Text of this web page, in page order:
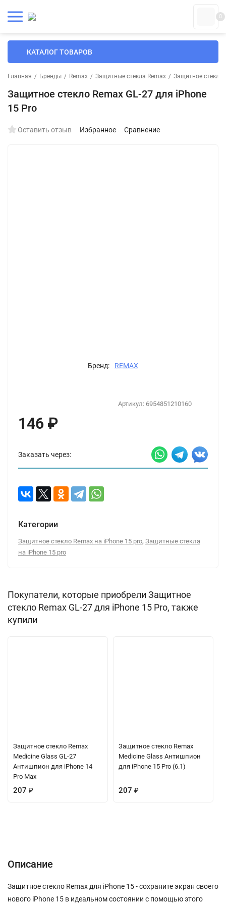
0
КАТАЛОГ ТОВАРОВ
Главная / Бренды / Remax / Защитные стекла Remax / Защитное стекло
Защитное стекло Remax GL-27 для iPhone
15 Pro
Оставить отзыв Избранное Сравнение
Бренд: REMAX
Артикул: 6954851210160
146 ₽
Заказать через:
Категории
Защитное стекло Remax на iPhone 15 pro, Защитные стекла
на iPhone 15 pro
Покупатели, которые приобрели Защитное
стекло Remax GL-27 для iPhone 15 Pro, также
купили
Защитное стекло Remax
Medicine Glass GL-27
Антишпион для iPhone 14
Pro Max
207 ₽
Защитное стекло Remax
Medicine Glass Антишпион
для iPhone 15 Pro (6.1)
207 ₽
Описание
Защитное стекло Remax для iPhone 15 - сохраните экран своего
нового iPhone 15 в идеальном состоянии с помощью этого